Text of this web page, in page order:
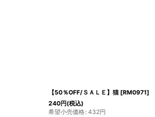
【50％OFF/ＳＡＬＥ】猫 [RM0971]
240円(税込)
希望小売価格: 432円